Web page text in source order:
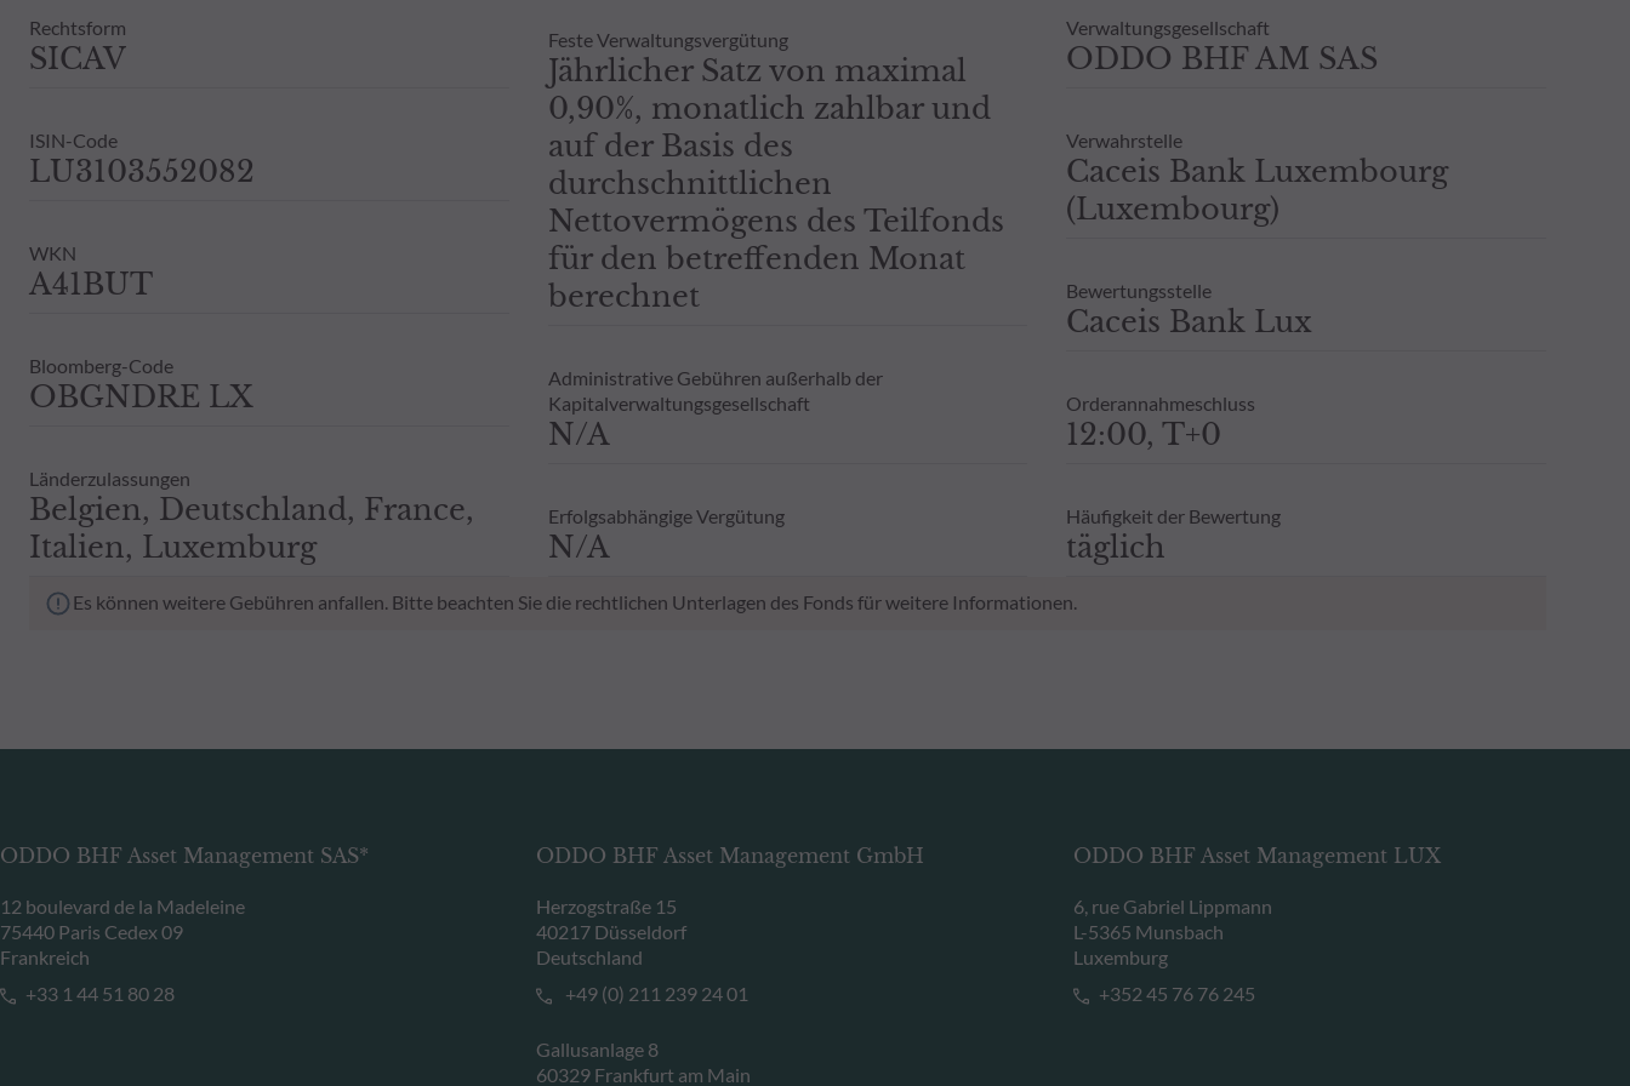
Rechtsform
SICAV
ISIN-Code
LU3103552082
WKN
A41BUT
Bloomberg-Code
OBGNDRE LX
Länderzulassungen
Belgien, Deutschland, France,
Italien, Luxemburg
Feste Verwaltungsvergütung
Jährlicher Satz von maximal
0,90%, monatlich zahlbar und
auf der Basis des
durchschnittlichen
Nettovermögens des Teilfonds
für den betreffenden Monat
berechnet
Administrative Gebühren außerhalb der
Kapitalverwaltungsgesellschaft
N/A
Erfolgsabhängige Vergütung
N/A
Verwaltungsgesellschaft
ODDO BHF AM SAS
Verwahrstelle
Caceis Bank Luxembourg
(Luxembourg)
Bewertungsstelle
Caceis Bank Lux
Orderannahmeschluss
12:00, T+0
Häufigkeit der Bewertung
täglich
Es können weitere Gebühren anfallen. Bitte beachten Sie die rechtlichen Unterlagen des Fonds für weitere Informationen.
ODDO BHF Asset Management SAS*
12 boulevard de la Madeleine
75440 Paris Cedex 09
Frankreich
+33 1 44 51 80 28
ODDO BHF Asset Management GmbH
Herzogstraße 15
40217 Düsseldorf
Deutschland
+49 (0) 211 239 24 01
Gallusanlage 8
60329 Frankfurt am Main
ODDO BHF Asset Management LUX
6, rue Gabriel Lippmann
L-5365 Munsbach
Luxemburg
+352 45 76 76 245
Vergangenheit darf nicht als Hinweis oder Garantie für die zukünftige Wertentwicklung angesehen werden, und es wird keine -
ausdrückliche oder stillschweigende - Zusicherung oder Gewährleistung einer zukünftigen Wertentwicklung gegeben.